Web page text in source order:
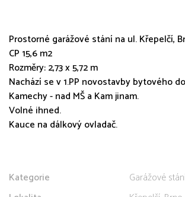
Prostorné garážové stání na ul. Křepelčí,
CP 15,6 m2
Rozměry: 2,73 x 5,72 m
Nachází se v 1.PP novostavby bytového
Kamechy - nad MŠ a Kam jinam.
Volné ihned.
Kauce na dálkový ovladač.
Kategorie
Garážové